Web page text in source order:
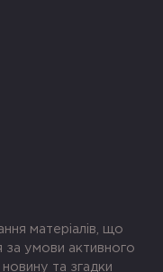
матеріалів, що
за умови активного
та згадки